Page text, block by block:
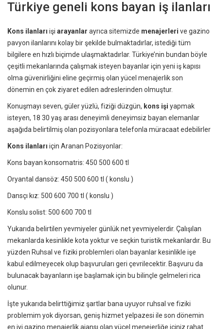
Türkiye geneli kons bayan iş ilanları
Kons ilanları işi arayanlar ayrıca sitemizde menajerleri ve gazino
pavyon ilanlarını kolay bir şekilde bulmaktadırlar, istediği tüm
bilgilere en hızlı biçimde ulaşmaktadırlar. Türkiye’nin bundan böyle
çeşitli mekanlarında çalışmak isteyen bayanlar için yeni iş kapısı
olma güvenirliğini eline geçirmiş olan yücel menajerlik son
dönemin en çok ziyaret edilen adreslerinden olmuştur.
Konuşmayı seven, güler yüzlü, fiziği düzgün, kons işi yapmak
isteyen, 18 30 yaş arası deneyimli deneyimsiz bayan elemanlar
aşağıda belirtilmiş olan pozisyonlara telefonla müracaat edebilirler
Kons ilanları için Aranan Pozisyonlar:
Kons bayan konsomatris: 450 500 600 tl
Oryantal dansöz: 450 500 600 tl ( konslu )
Dansçı kız: 500 600 700 tl ( konslu )
Konslu solist: 500 600 700 tl
Yukarıda belirtilen yevmiyeler günlük net yevmiyelerdir. Çalışılan
mekanlarda kesinlikle kota yoktur ve seçkin turistik mekanlardır. Bu
yüzden Ruhsal ve fiziki problemleri olan bayanlar kesinlikle işe
kabul edilmeyecek olup başvuruları geri çevrilecektir. Başvuru da
bulunacak bayanların işe başlamak için bu bilinçle gelmeleri rica
olunur.
İşte yukarıda belirttiğimiz şartlar bana uyuyor ruhsal ve fiziki
problemim yok diyorsan, geniş hizmet yelpazesi ile son dönemin
en iyi gazino menajerlik ajansı olan yücel menejerliğe içiniz rahat